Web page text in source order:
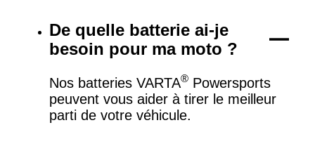
De quelle batterie ai-je
besoin pour ma moto ?
Nos batteries VARTA® Powersports
peuvent vous aider à tirer le meilleur
parti de votre véhicule.